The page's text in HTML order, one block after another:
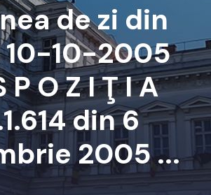
de zi din
10-2005
P O Z I Ţ I A
din 6
2005 ...